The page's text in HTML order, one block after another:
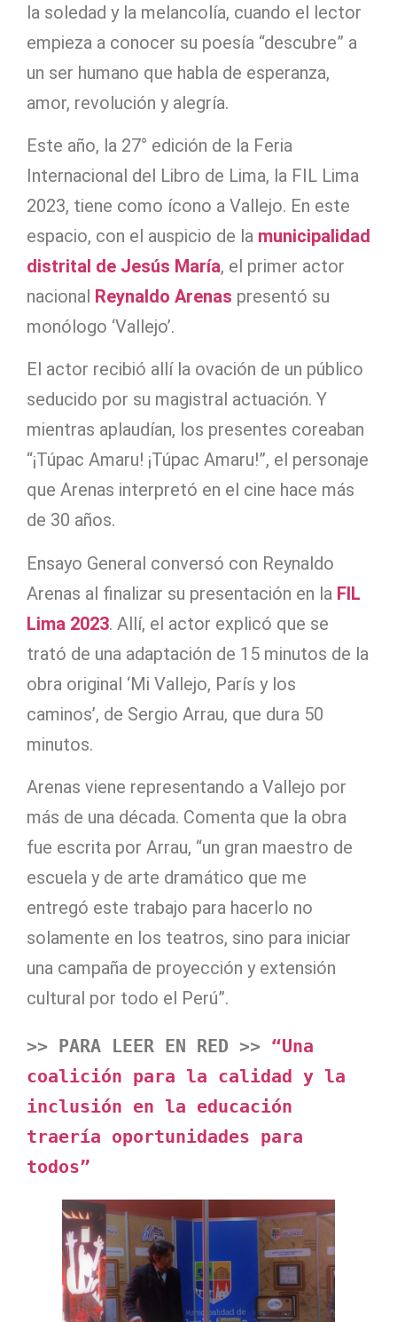
la soledad y la melancolía, cuando el lector
empieza a conocer su poesía “descubre” a
un ser humano que habla de esperanza,
amor, revolución y alegría.
Este año, la 27° edición de la Feria
Internacional del Libro de Lima, la FIL Lima
2023, tiene como ícono a Vallejo. En este
espacio, con el auspicio de la municipalidad
distrital de Jesús María, el primer actor
nacional Reynaldo Arenas presentó su
monólogo ‘Vallejo’.
El actor recibió allí la ovación de un público
seducido por su magistral actuación. Y
mientras aplaudían, los presentes coreaban
“¡Túpac Amaru! ¡Túpac Amaru!”, el personaje
que Arenas interpretó en el cine hace más
de 30 años.
Ensayo General conversó con Reynaldo
Arenas al finalizar su presentación en la FIL
Lima 2023. Allí, el actor explicó que se
trató de una adaptación de 15 minutos de la
obra original ‘Mi Vallejo, París y los
caminos’, de Sergio Arrau, que dura 50
minutos.
Arenas viene representando a Vallejo por
más de una década. Comenta que la obra
fue escrita por Arrau, “un gran maestro de
escuela y de arte dramático que me
entregó este trabajo para hacerlo no
solamente en los teatros, sino para iniciar
una campaña de proyección y extensión
cultural por todo el Perú”.
>> PARA LEER EN RED >> “Una
coalición para la calidad y la
inclusión en la educación
traería oportunidades para
todos”